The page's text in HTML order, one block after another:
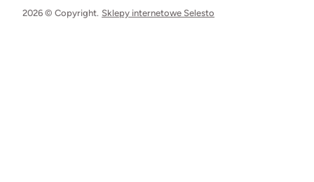
2026 © Copyright. Sklepy internetowe Selesto